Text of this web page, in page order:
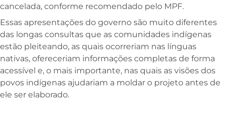
cancelada, conforme recomendado pelo MPF.
Essas apresentações do governo são muito diferentes
das longas consultas que as comunidades indígenas
estão pleiteando, as quais ocorreriam nas línguas
nativas, ofereceriam informações completas de forma
acessível e, o mais importante, nas quais as visões dos
povos indígenas ajudariam a moldar o projeto antes de
ele ser elaborado.